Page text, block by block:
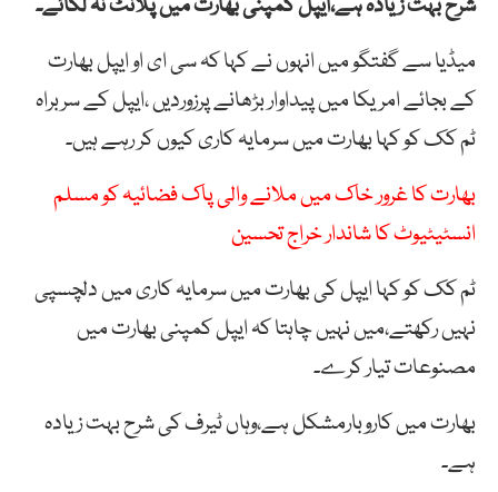
میڈیا سے گفتگو میں انہوں نے کہا کہ سی ای او ایپل بھارت
کے بجائے امریکا میں پیداوار بڑھانے پرزوردیں ،ایپل کے سربراہ
ٹم کک کو کہا بھارت میں سرمایہ کاری کیوں کر رہے ہیں۔
بھارت کا غرور خاک میں ملانے والی پاک فضائیہ کو مسلم
انسٹیٹیوٹ کا شاندار خراج تحسین
ٹم کک کو کہا ایپل کی بھارت میں سرمایہ کاری میں دلچسپی
نہیں رکھتے،میں نہیں چاہتا کہ ایپل کمپنی بھارت میں
مصنوعات تیار کرے۔
بھارت میں کاروبارمشکل ہے،وہاں ٹیرف کی شرح بہت زیادہ
ہے۔